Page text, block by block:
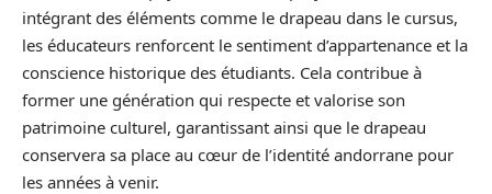
intégrant des éléments comme le drapeau dans le cursus,
les éducateurs renforcent le sentiment d’appartenance et la
conscience historique des étudiants. Cela contribue à
former une génération qui respecte et valorise son
patrimoine culturel, garantissant ainsi que le drapeau
conservera sa place au cœur de l’identité andorrane pour
les années à venir.